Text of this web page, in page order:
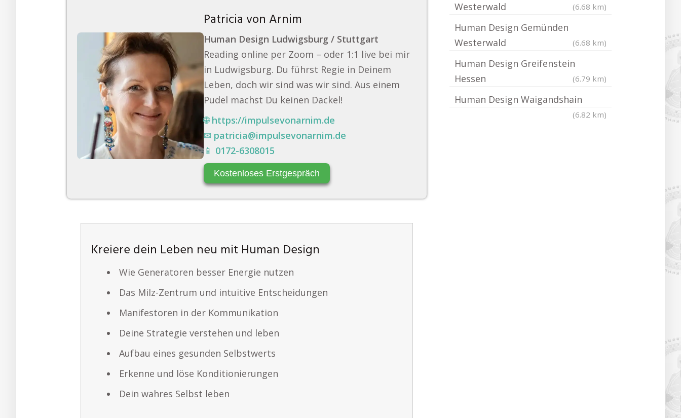
Patricia von Arnim
Human Design Ludwigsburg / Stuttgart
Reading online per Zoom – oder 1:1 live bei mir
in Ludwigsburg. Du führst Regie in Deinem
Leben, doch wir sind was wir sind. Aus einem
Pudel machst Du keinen Dackel!
🌐https://impulsevonarnim.de
✉ patricia@impulsevonarnim.de
📱 0172-6308015
Kostenloses Erstgespräch
Kreiere dein Leben neu mit Human Design
Wie Generatoren besser Energie nutzen
Das Milz-Zentrum und intuitive Entscheidungen
Manifestoren in der Kommunikation
Deine Strategie verstehen und leben
Aufbau eines gesunden Selbstwerts
Erkenne und löse Konditionierungen
Dein wahres Selbst leben
Westerwald
(6.68 km)
Human Design Gemünden
Westerwald
(6.68 km)
Human Design Greifenstein
Hessen
(6.79 km)
Human Design Waigandshain
(6.82 km)